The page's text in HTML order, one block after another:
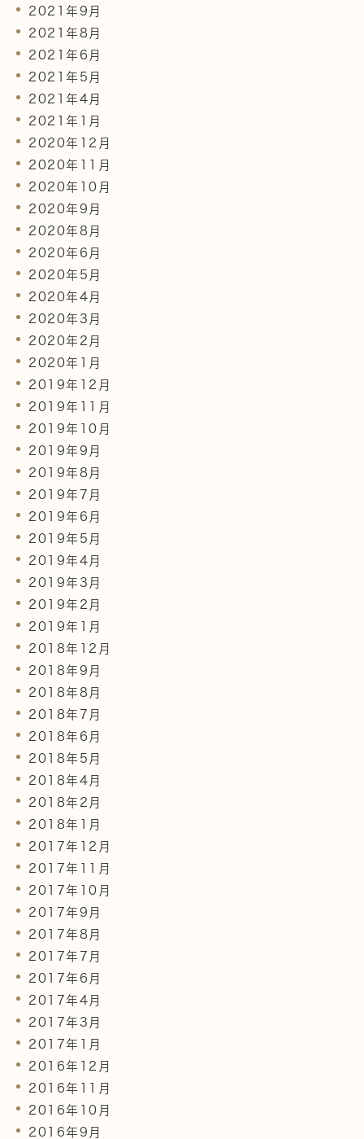
2021年9月
2021年8月
2021年6月
2021年5月
2021年4月
2021年1月
2020年12月
2020年11月
2020年10月
2020年9月
2020年8月
2020年6月
2020年5月
2020年4月
2020年3月
2020年2月
2020年1月
2019年12月
2019年11月
2019年10月
2019年9月
2019年8月
2019年7月
2019年6月
2019年5月
2019年4月
2019年3月
2019年2月
2019年1月
2018年12月
2018年9月
2018年8月
2018年7月
2018年6月
2018年5月
2018年4月
2018年2月
2018年1月
2017年12月
2017年11月
2017年10月
2017年9月
2017年8月
2017年7月
2017年6月
2017年4月
2017年3月
2017年1月
2016年12月
2016年11月
2016年10月
2016年9月